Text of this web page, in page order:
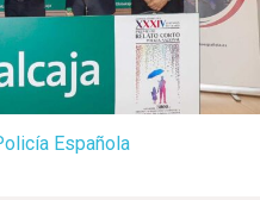
Española